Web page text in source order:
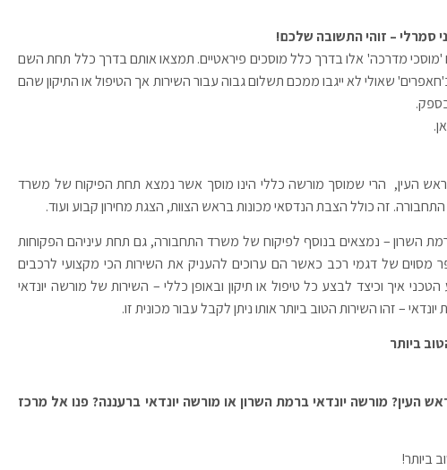
סמרלי – זוהי התשובה שלכם!
'מוסכי מדרכה' אלו בדרך כלל מוסכים פיראטיים. תמצאו אותם בדרך כלל תחת השם
שאולי לא ייגבו ממכם תשלום גבוה עבור השירות אך הטיפול או התיקון שהם
העין, הרי שמוסך מורשה כללי הינו מוסך אשר נמצא תחת הפיקוח של משרד
זה כולל הצבת הנדסאי מכונות בראש הצוות, הצגת מחירון קבוע ועוד.
השרון – נמצאים בנוסף לפיקוח של משרד התחבורה, גם תחת עיניהם הפקוחות
מסוים של דגמי רכב כאשר הם ערוכים להעניק את השירות הכי מקצועי לרכבים
איך וכיצד לבצע כל טיפול או תיקון ובאופן כללי – השירות של מורשה יונדאי
– זהו השירות הטוב ביותר אותו ניתן לקבל עבור מכונית זו.
ביותר
העין? מורשה יונדאי ברמת השרון או מורשה יונדאי ברעננה? פנו אל מרכז
ביותר!